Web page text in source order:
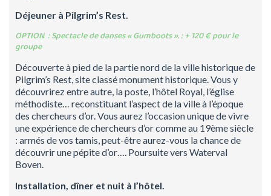
Déjeuner à Pilgrim’s Rest
OPTION : Spectacle de danses «Gumboots». : + 120 € pour le
groupe
Découverte à pied de la partie nord de la ville historique de
Pilgrim’s Rest, site classé monument historique. Vous y
découvrirez entre autre, la poste, l’hôtel Royal, l’église
méthodiste… reconstituant l’aspect de la ville à l’époque
des chercheurs d’or. Vous aurez l’occasion unique de vivre
une expérience de chercheurs d’or comme au 19ème siècle
: armés de vos tamis, peut-être aurez-vous la chance de
découvrir une pépite d’or…. Poursuite vers Waterval
Boven.
Installation, dîner et nuit à l’hôtel.